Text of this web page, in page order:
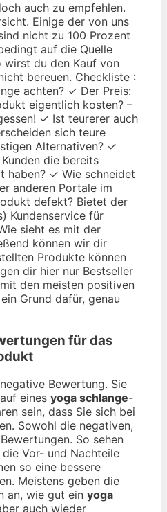
auch zu empfehlen.
Einige der von uns
nicht zu 100 Prozent
auf die Quelle
wirst du den Kauf von
bereuen. Checkliste :
achten? ✓ Der Preis:
eigentlich kosten? –
✓ Ist teurerer auch
sich teure
Alternativen? ✓
die bereits
haben? ✓ Wie schneidet
anderen Portale im
defekt? Bietet der
Kundenservice für
sieht es mit der
können wir dir
Produkte können
dir hier nur Bestseller
den meisten positiven
Grund dafür, genau
für das
Bewertung. Sie
eines yoga schlange-
sein, dass Sie sich bei
Sowohl die negativen,
So sehen
Vor- und Nachteile
so eine bessere
Meistens geben die
an, wie gut ein yoga
auch wieder